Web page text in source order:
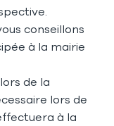
conseillons
à la mairie
de la
lors de
à la